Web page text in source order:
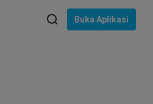
Buka Aplikasi